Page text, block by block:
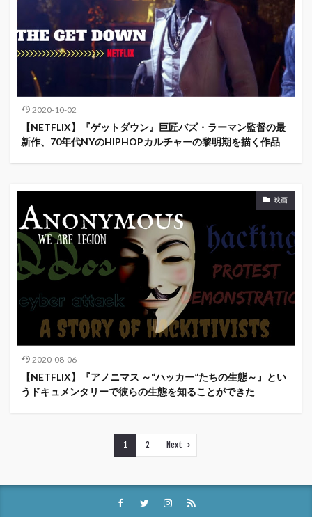
2020-10-02
【NETFLIX】『ゲットダウン』巨匠バズ・ラーマン監督の最
新作、70年代NYのHIPHOPカルチャーの黎明期を描く作品
映画
2020-08-06
【NETFLIX】『アノニマス ～“ハッカー”たちの生態～』とい
うドキュメンタリーで彼らの生態を知ることができた
1 2 Next